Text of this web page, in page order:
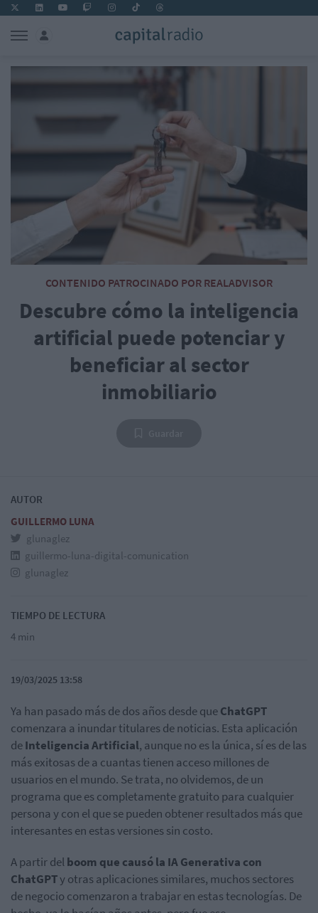
CONTENIDO PATROCINADO POR REALADVISOR
Descubre cómo la inteligencia
artificial puede potenciar y
beneficiar al sector
inmobiliario
AUTOR
GUILLERMO LUNA
glunaglez
guillermo-luna-digital-comunication
glunaglez
TIEMPO DE LECTURA
4 min
19/03/2025 13:58
Ya han pasado más de dos años desde queChatGPT
comenzara a inundar titulares de noticias. Esta aplicación
deInteligencia Artificial, aunque no es la única, sí es de las
más exitosas de a cuantas tienen acceso millones de
usuarios en el mundo. Se trata, no olvidemos, de un
programa que es completamente gratuito para cualquier
persona y con el que se pueden obtener resultados más que
interesantes en estas versiones sin costo.
A partir delboom que causó la IA Generativa con
ChatGPTy otras aplicaciones similares, muchos sectores
de negocio comenzaron a trabajar en estas tecnologías. De